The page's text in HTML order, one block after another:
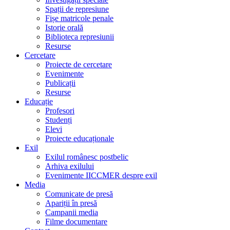
Spații de represiune
Fișe matricole penale
Istorie orală
Biblioteca represiunii
Resurse
Cercetare
Proiecte de cercetare
Evenimente
Publicații
Resurse
Educație
Profesori
Studenți
Elevi
Proiecte educaționale
Exil
Exilul românesc postbelic
Arhiva exilului
Evenimente IICCMER despre exil
Media
Comunicate de presă
Apariții în presă
Campanii media
Filme documentare